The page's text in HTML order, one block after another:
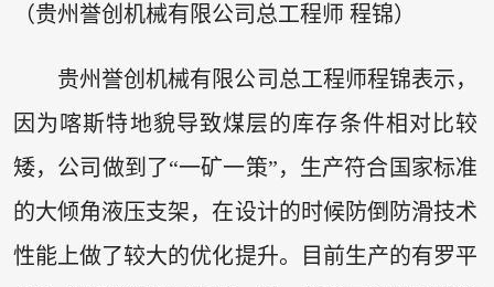
（贵州誉创机械有限公司总工程师 程锦）
贵州誉创机械有限公司总工程师程锦表示，
因为喀斯特地貌导致煤层的库存条件相对比较
矮，公司做到了“一矿一策”，生产符合国家标准
的大倾角液压支架，在设计的时候防倒防滑技术
性能上做了较大的优化提升。目前生产的有罗平